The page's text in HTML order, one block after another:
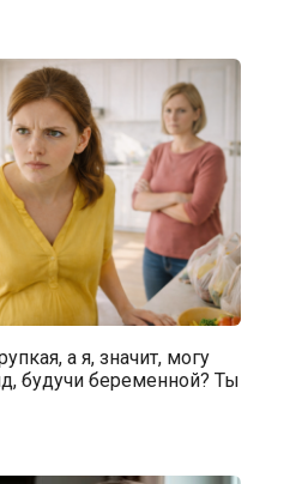
а я, значит, могу
будучи беременной? Ты